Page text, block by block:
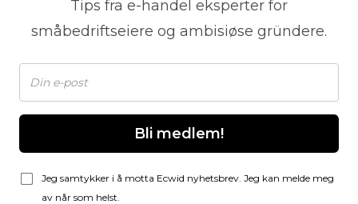
Tips fra e-handel eksperter for
småbedriftseiere og ambisiøse gründere.
Bli medlem!
Jeg samtykker i å motta Ecwid nyhetsbrev. Jeg kan melde meg
av når som helst.